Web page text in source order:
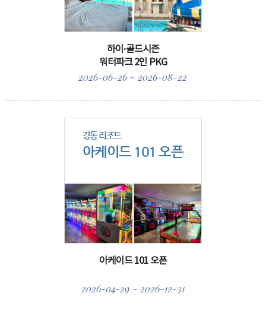
하이·골드시즌
워터파크 2인 PKG
2026-06-26 ~ 2026-08-22
강동 리조트
아케이드 101 오픈
아케이드 101 오픈
2026-04-29 ~ 2026-12-31